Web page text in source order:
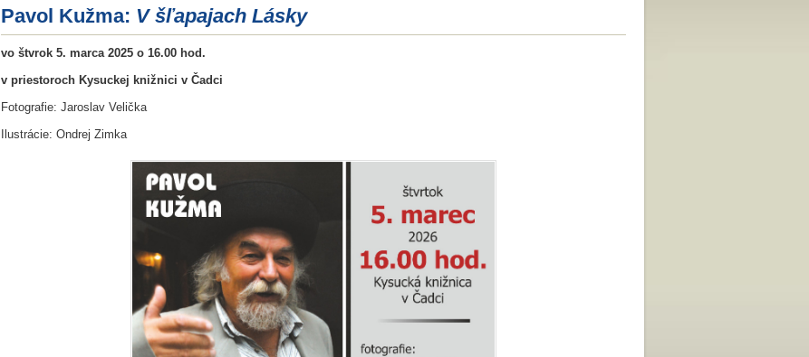
Pavol Kužma: V šľapajach Lásky
vo štvrok 5. marca 2025 o 16.00 hod.
v priestoroch Kysuckej knižnici v Čadci
Fotografie: Jaroslav Velička
Ilustrácie: Ondrej Zimka